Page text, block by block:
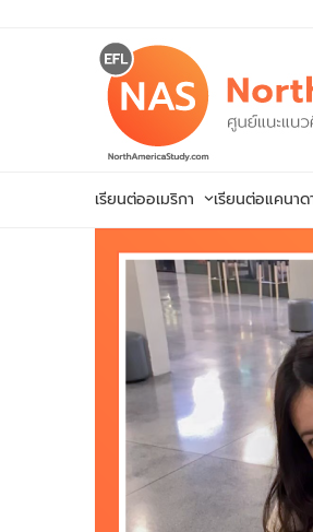
เรียนต่ออเมริกา เรียนต่อแคนาด